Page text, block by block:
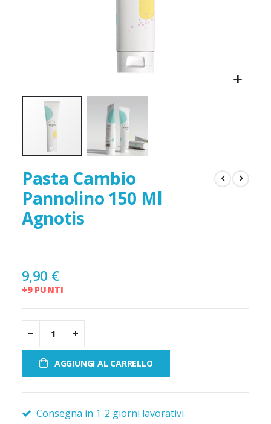
Pasta Cambio
Pannolino 150 Ml
Agnotis
9,90 €
+9 PUNTI
AGGIUNGI AL CARRELLO
Consegna in 1-2 giorni lavorativi